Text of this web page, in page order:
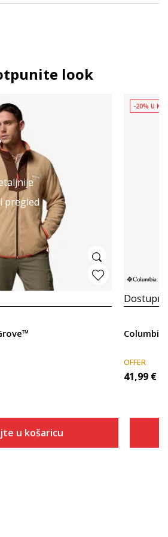
look
pregled
u košaricu
-20% U
Columbia
OFFER
41,99 €